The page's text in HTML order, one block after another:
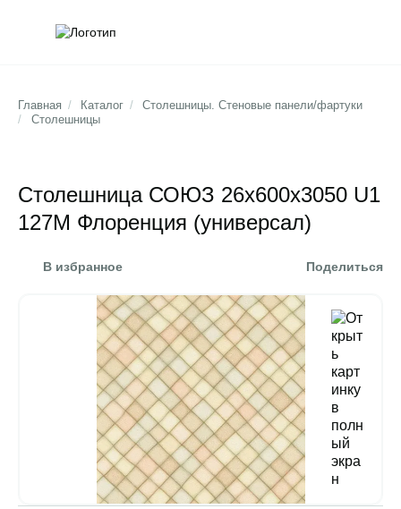
Главная / Каталог /
Столешницы. Стеновые панели/фартуки
/
Столешницы
Столешница СОЮЗ 26х600х3050 U1
127М Флоренция (универсал)
В избранное Поделиться